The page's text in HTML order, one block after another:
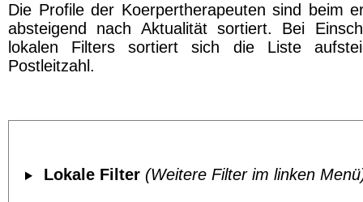
Die Profile der Koerpertherapeuten sind beim
absteigend nach Aktualität sortiert. Bei
lokalen Filters sortiert sich die Liste
Postleitzahl.
Lokale Filter (Weitere Filter im linken